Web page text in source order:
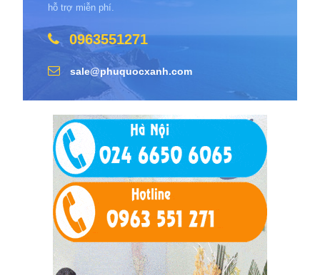
hỗ trợ miễn phí.
0963551271
sale@phuquocxanh.com